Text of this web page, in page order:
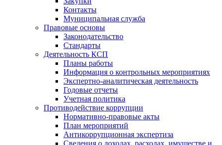
Контакты
Муниципальная служба
Правовые основы
Законодательство
Стандарты
Деятельность КСП
Планы работы
Информация о контрольных мероприятиях
Экспертно-аналитическая деятельность
Годовые отчеты
Учетная политика
Противодействие коррупции
Нормативно-правовые акты
План мероприятий
Антикоррупционная экспертиза